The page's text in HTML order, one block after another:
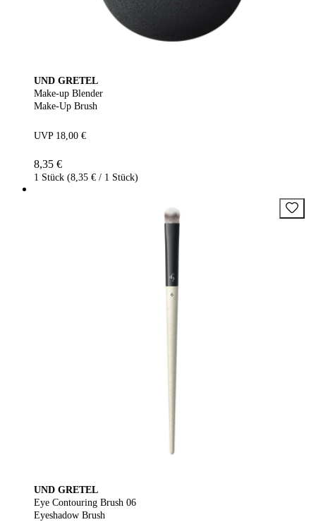
UND GRETEL
Make-up Blender
Make-Up Brush
UVP 18,00 €
8,35 €
1 Stück (8,35 € / 1 Stück)
UND GRETEL
Eye Contouring Brush 06
Eyeshadow Brush